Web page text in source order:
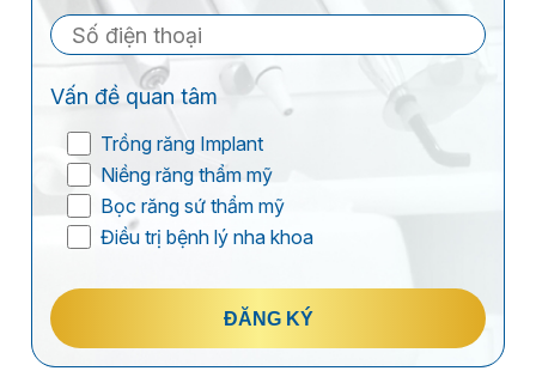
Vấn đề quan tâm
Trồng răng Implant
Niềng răng thẩm mỹ
Bọc răng sứ thẩm mỹ
Điều trị bệnh lý nha khoa
ĐĂNG KÝ